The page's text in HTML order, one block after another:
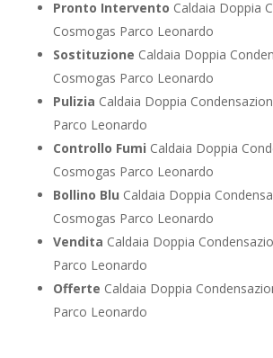
Pronto Intervento Caldaia Doppia
Cosmogas Parco Leonardo
Sostituzione Caldaia Doppia
Cosmogas Parco Leonardo
Pulizia Caldaia Doppia
Parco Leonardo
Controllo Fumi Caldaia Doppia
Cosmogas Parco Leonardo
Bollino Blu Caldaia Doppia
Cosmogas Parco Leonardo
Vendita Caldaia Doppia
Parco Leonardo
Offerte Caldaia Doppia
Parco Leonardo